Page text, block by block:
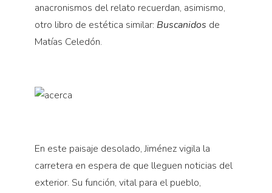
anacronismos del relato recuerdan, asimismo,
otro libro de estética similar: Buscanidos de
Matías Celedón.
En este paisaje desolado, Jiménez vigila la
carretera en espera de que lleguen noticias del
exterior. Su función, vital para el pueblo,